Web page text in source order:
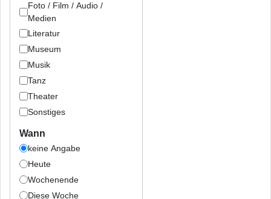
Foto / Film / Audio /
Medien
Literatur
Museum
Musik
Tanz
Theater
Sonstiges
Wann
keine Angabe
Heute
Wochenende
Diese Woche